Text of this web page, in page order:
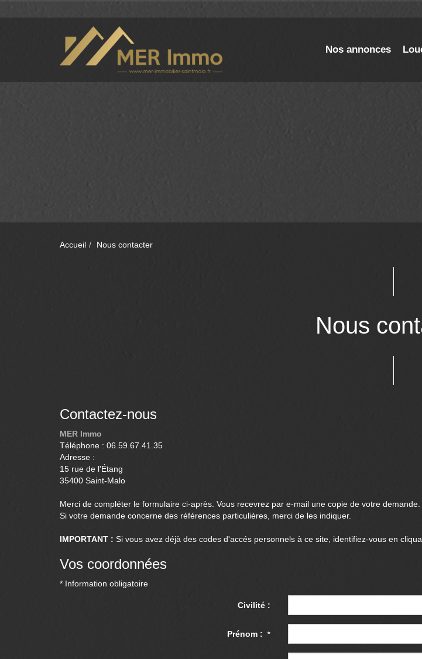
Nos annonces
Accueil Nous contacter
Nous
Contactez-nous
MER Immo
Téléphone : 06.59.67.41.35
Adresse :
15 rue de l'Étang
35400 Saint-Malo
Merci de compléter le formulaire ci-après. Vous recevrez par e-mail une copie de votre demande.
Si votre demande concerne des références particulières, merci de les indiquer.
IMPORTANT : Si vous avez déjà des codes d'accés personnels à ce site, identifiez-vous en
Vos coordonnées
* Information obligatoire
Civilité :
Prénom : *